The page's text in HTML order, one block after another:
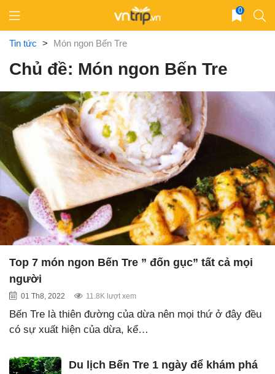
content
0
Tin tức > Món ngon Bến Tre
Chủ đề: Món ngon Bến Tre
Top 7 món ngon Bến Tre ” đốn gục” tất cả mọi
người
01 Th8, 2022 11.8K lượt xem
Bến Tre là thiên đường của dừa nên mọi thứ ở đây đều
có sự xuất hiện của dừa, kể…
Du lịch Bến Tre 1 ngày để khám phá